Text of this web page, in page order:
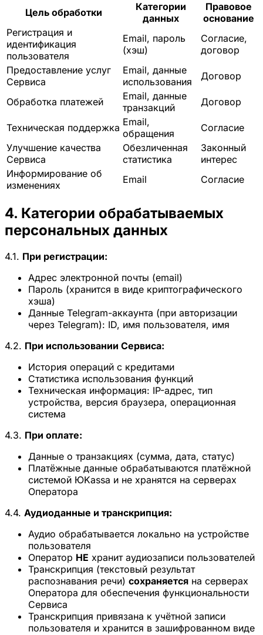
Цель обработки
Категории
данных
Правовое
основание
Регистрация и
идентификация
пользователя
Email, пароль
(хэш)
Согласие,
договор
Предоставление услуг
Сервиса
Email, данные
использования
Договор
Обработка платежей
Email, данные
транзакций
Договор
Техническая поддержка Email,
обращения
Согласие
Улучшение качества
Сервиса
Обезличенная
статистика
Законный
интерес
Информирование об
изменениях
Email Согласие
4. Категории обрабатываемых
персональных данных
4.1. При регистрации:
Адрес электронной почты (email)
Пароль (хранится в виде криптографического
хэша)
Данные Telegram-аккаунта (при авторизации
через Telegram): ID, имя пользователя, имя
4.2. При использовании Сервиса:
История операций с кредитами
Статистика использования функций
Техническая информация: IP-адрес, тип
устройства, версия браузера, операционная
система
4.3. При оплате:
Данные о транзакциях (сумма, дата, статус)
Платёжные данные обрабатываются платёжной
системой ЮKassa и не хранятся на серверах
Оператора
4.4. Аудиоданные и транскрипция:
Аудио обрабатывается локально на устройстве
пользователя
Оператор НЕ хранит аудиозаписи пользователей
Транскрипция (текстовый результат
распознавания речи) сохраняется на серверах
Оператора для обеспечения функциональности
Сервиса
Транскрипция привязана к учётной записи
пользователя и хранится в зашифрованном виде